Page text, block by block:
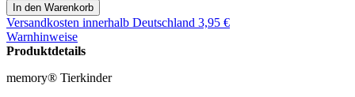
Versandkosten innerhalb Deutschland 3,95 €
Warnhinweise
Produktdetails
memory® Tierkinder